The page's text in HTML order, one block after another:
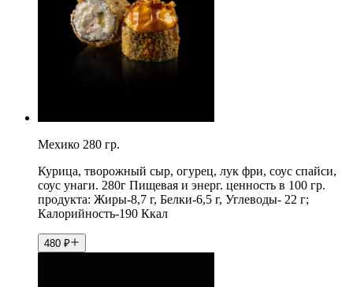
Мехико 280 гр.
Курица, творожный сыр, огурец, лук фри, соус спайси,
соус унаги. 280г Пищевая и энерг. ценность в 100 гр.
продукта: Жиры-8,7 г, Белки-6,5 г, Углеводы- 22 г;
Калорийность-190 Ккал
480 ₽